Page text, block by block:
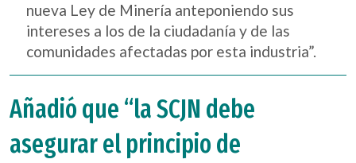
nueva Ley de Minería anteponiendo sus
intereses a los de la ciudadanía y de las
comunidades afectadas por esta industria”.
Añadió que “la SCJN debe
asegurar el principio de